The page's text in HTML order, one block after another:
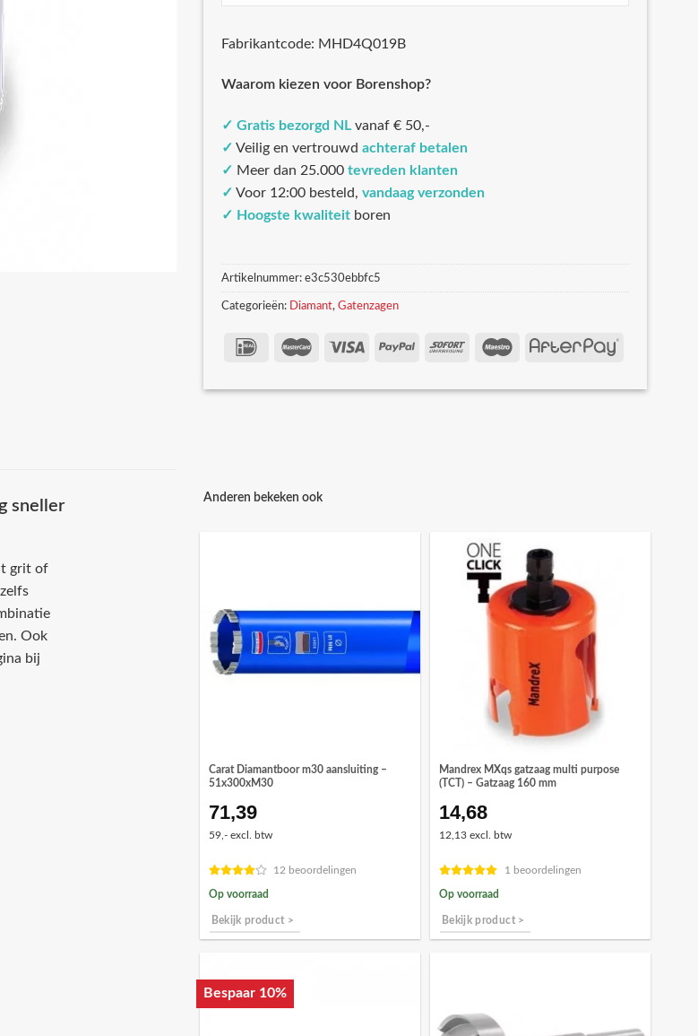
Fabrikantcode: MHD4Q019B
Waarom kiezen voor Borenshop?
✓ Gratis bezorgd NL vanaf € 50,-
✓ Veilig en vertrouwd achteraf betalen
✓ Meer dan 25.000 tevreden klanten
✓ Voor 12:00 besteld, vandaag verzonden
✓ Hoogste kwaliteit boren
Artikelnummer: e3c530ebbfc5
Categorieën: Diamant, Gatenzagen
sneller
grit of
Ook
bij
Anderen bekeken ook
Carat Diamantboor m30 aansluiting –
51x300xM30
71,39
59,- excl. btw
12 beoordelingen
Op voorraad
Bekijk product >
Mandrex MXqs gatzaag multi purpose
(TCT) – Gatzaag 160 mm
14,68
12,13 excl. btw
1 beoordelingen
Op voorraad
Bekijk product >
Bespaar 10%